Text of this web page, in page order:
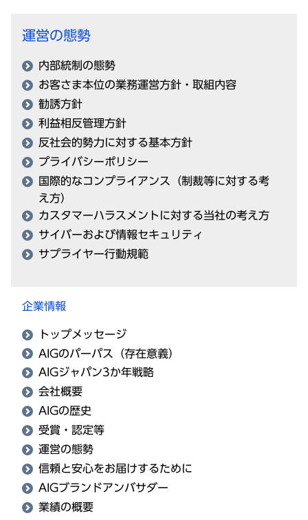
運営の態勢
内部統制の態勢
お客さま本位の業務運営方針・取組内容
勧誘方針
利益相反管理方針
反社会的勢力に対する基本方針
プライバシーポリシー
国際的なコンプライアンス（制裁等に対する考
え方）
カスタマーハラスメントに対する当社の考え方
サイバーおよび情報セキュリティ
サプライヤー行動規範
企業情報
トップメッセージ
AIGのパーパス（存在意義）
AIGジャパン3か年戦略
会社概要
AIGの歴史
受賞・認定等
運営の態勢
信頼と安心をお届けするために
AIGブランドアンバサダー
業績の概要